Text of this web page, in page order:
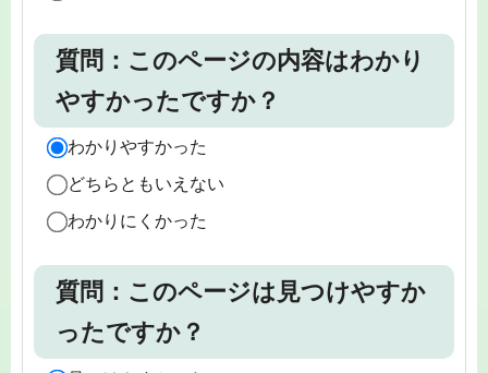
質問：このページの内容はわかり
やすかったですか？
わかりやすかった
どちらともいえない
わかりにくかった
質問：このページは見つけやすか
ったですか？